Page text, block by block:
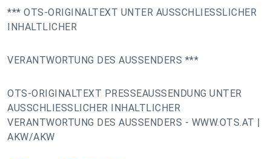
*** OTS-ORIGINALTEXT UNTER AUSSCHLIESSLICHER
INHALTLICHER
VERANTWORTUNG DES AUSSENDERS ***
OTS-ORIGINALTEXT PRESSEAUSSENDUNG UNTER
AUSSCHLIESSLICHER INHALTLICHER
VERANTWORTUNG DES AUSSENDERS - WWW.OTS.AT |
AKW/AKW